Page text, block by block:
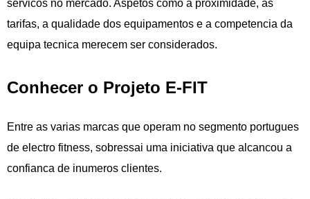
servicos no mercado. Aspetos como a proximidade, as
tarifas, a qualidade dos equipamentos e a competencia da
equipa tecnica merecem ser considerados.
Conhecer o Projeto E-FIT
Entre as varias marcas que operam no segmento portugues
de electro fitness, sobressai uma iniciativa que alcancou a
confianca de inumeros clientes.